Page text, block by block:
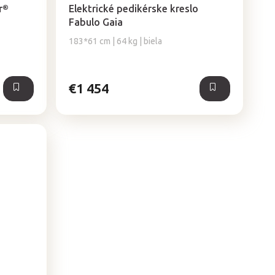
Elektrické pedikérske kreslo
Fabulo Gaia
183*61 cm | 64 kg | biela
€1 454